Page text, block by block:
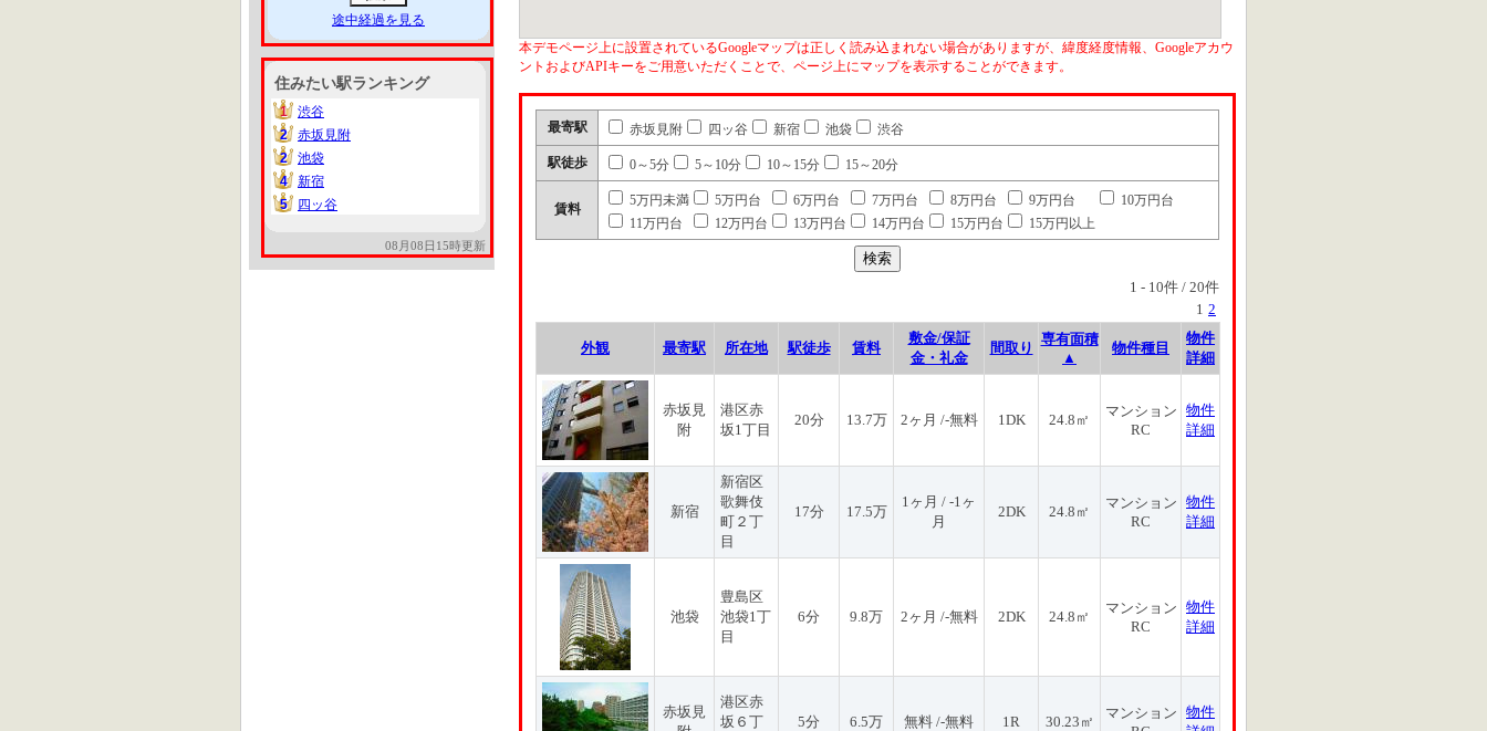
途中経過を見る
住みたい駅ランキング
1
1
渋谷
2
2
赤坂見附
2
2
池袋
4
4
新宿
5
5 四ッ谷
08月08日15時更新
本デモページ上に設置されているGoogleマップは正しく読み込まれない場合がありますが、緯度経度情報、Googleアカウ
ントおよびAPIキーをご用意いただくことで、ページ上にマップを表示することができます。
最寄駅 赤坂見附 四ッ谷 新宿 池袋 渋谷
駅徒歩 0～5分 5～10分 10～15分 15～20分
賃料
5万円未満 5万円台 6万円台 7万円台 8万円台 9万円台
10万円台
11万円台
12万円台 13万円台 14万円台 15万円台 15万円以上
1 - 10件 / 20件
1 2
外観 最寄駅 所在地 駅徒歩 賃料
敷金/保証
金・礼金
間取り
専有面積
▲
物件種目
物件
詳細
赤坂見
附
港区赤
坂1丁目
20分 13.7万 2ヶ月 /-無料 1DK 24.8㎡
マンション
RC
物件
詳細
新宿
新宿区
歌舞伎
町２丁
目
17分 17.5万
1ヶ月 / -1ヶ
月
2DK 24.8㎡
マンション
RC
物件
詳細
池袋
豊島区
池袋1丁
目
6分 9.8万 2ヶ月 /-無料 2DK 24.8㎡
マンション
RC
物件
詳細
赤坂見
港区赤
坂６丁
5分 6.5万 無料 /-無料 1R 30.23㎡
マンション 物件